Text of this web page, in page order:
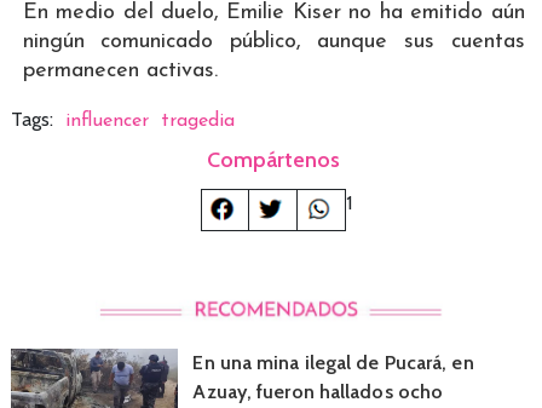
En medio del duelo, Emilie Kiser no ha emitido aún
ningún comunicado público, aunque sus cuentas
permanecen activas.
Tags: influencer tragedia
Compártenos
1
En una mina ilegal de Pucará, en
Azuay, fueron hallados ocho